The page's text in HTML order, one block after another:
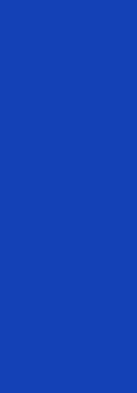
на скупке
или даже не
сделки и
выгодное
место и
ваших
–
если они
сделку. Наш